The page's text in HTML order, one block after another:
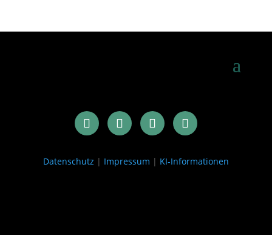
Datenschutz | Impressum | KI-Informationen